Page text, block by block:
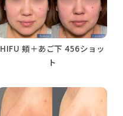
HIFU 頬＋あご下 456ショッ
ト